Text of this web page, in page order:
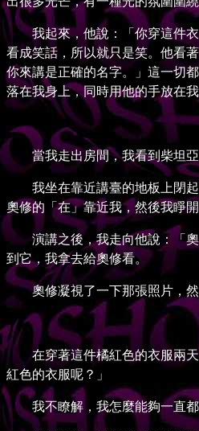
我起來，他說：「你穿這件衣
看成笑話，所以就只是笑。他看
你來講是正確的名字。」這一切
落在我身上，同時用他的手放在
當我走出房間，我看到柴坦亞
我坐在靠近講臺的地板上閉起
奧修的「在」靠近我，然後我睜
演講之後，我走向他說：「奧修
到它，我拿去給奧修看。
奧修凝視了一下那張照片，然
在穿著這件橘紅色的衣服兩天
紅色的衣服呢？」
我不瞭解，我怎麼能夠一直都